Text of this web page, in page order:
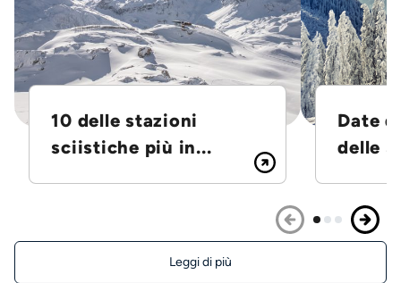
10 delle stazioni
sciistiche più in...
Date
delle
Leggi di più